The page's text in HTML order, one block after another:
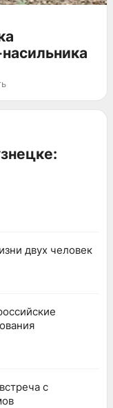
двух человек
с